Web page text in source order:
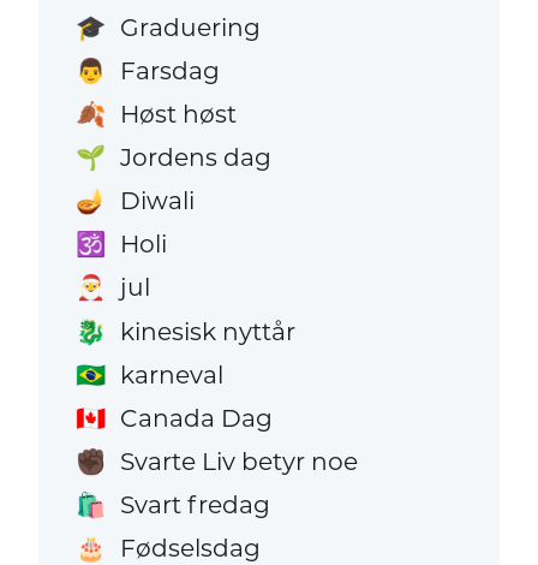
🎓 Graduering
👨 Farsdag
🍂 Høst høst
🌱 Jordens dag
🪔 Diwali
🕉️ Holi
🎅 jul
🐉 kinesisk nyttår
🇧🇷 karneval
🇨🇦 Canada Dag
✊🏿 Svarte Liv betyr noe
🛍️ Svart fredag
🎂 Fødselsdag